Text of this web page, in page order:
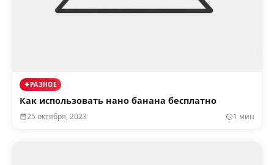
РАЗНОЕ
Как использовать нано банана бесплатно
25 октября, 2023 1 мин